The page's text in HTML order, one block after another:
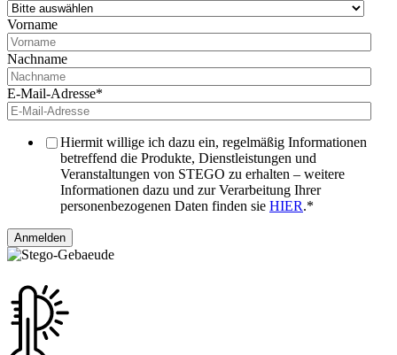
Vorname
Nachname
E-Mail-Adresse*
Hiermit willige ich dazu ein, regelmäßig Informationen
betreffend die Produkte, Dienstleistungen und
Veranstaltungen von STEGO zu erhalten – weitere
Informationen dazu und zur Verarbeitung Ihrer
personenbezogenen Daten finden sie HIER.*